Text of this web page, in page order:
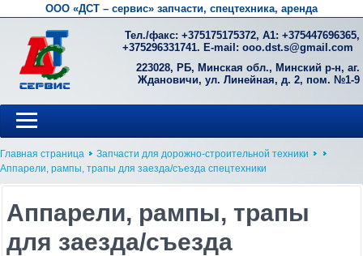
ООО «ДСТ – сервис» запчасти, спецтехника, аренда
Тел./факс: +375175175372, А1: +375447696365,
+375296331741. E-mail: ooo.dst.s@gmail.com
223028, РБ, Минская обл., Минский р-н, аг.
Ждановичи, ул. Линейная, д. 2, пом. №1-9
Главная страница
Запчасти для дорожно-строительной техники
Аппарели, рампы, трапы для заезда/съезда спецтехники
Аппарели, рампы, трапы
для заезда/съезда